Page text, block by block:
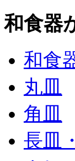
和食器
和食
丸皿
角皿
長皿